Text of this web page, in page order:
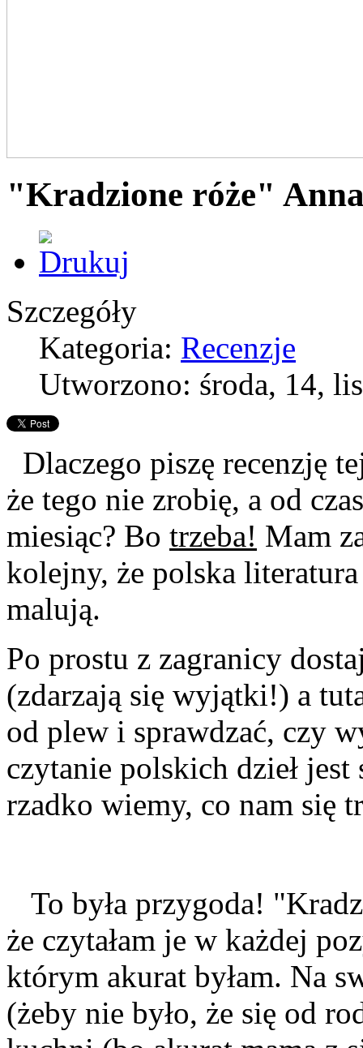
"Kradzione róże"
Szczegóły
Kategoria: Recenzje
Utworzono: środa, 14,
Dlaczego piszę recenzję
że tego nie zrobię, a od
miesiąc? Bo trzeba! Mam
kolejny, że polska
malują.
Po prostu z zagranicy
(zdarzają się wyjątki!) a
od plew i sprawdzać, czy
czytanie polskich dzieł
rzadko wiemy, co nam się
To była przygoda!
że czytałam je w każdej
którym akurat byłam. Na
(żeby nie było, że się od